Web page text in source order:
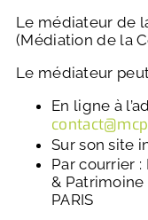
Le médiateur de
(Médiation de la
Le médiateur
En ligne à
Sur son site
Par courrier
& Patrimoine
PARIS